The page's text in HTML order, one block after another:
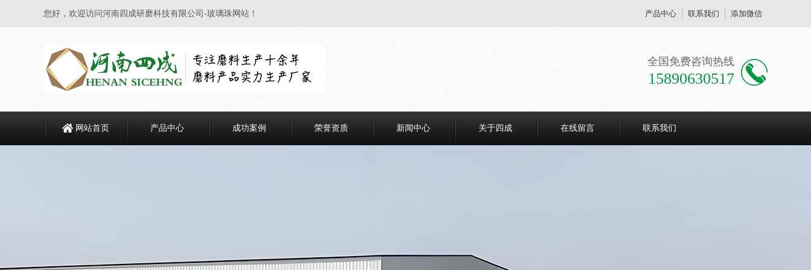
您好，欢迎访问河南四成研磨科技有限公司-玻璃珠网站！ 产品中心 联系我们 添加微信
全国免费咨询热线
15890630517
网站首页 产品中心 成功案例 荣誉资质 新闻中心 关于四成 在线留言 联系我们